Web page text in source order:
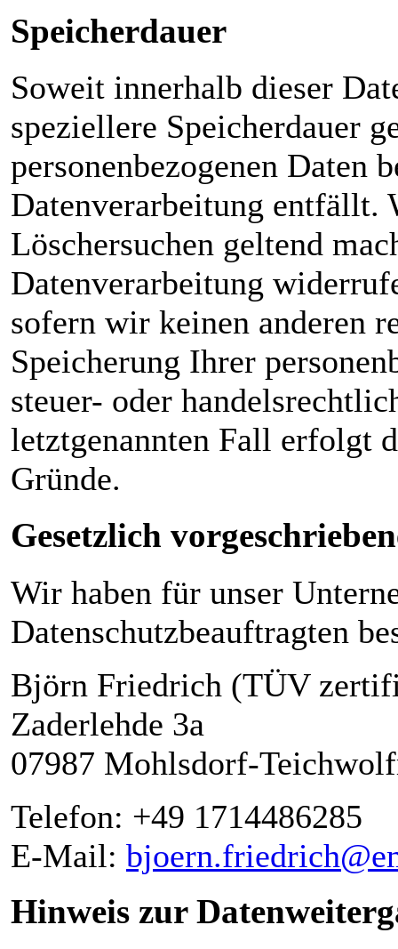
Speicherdauer
Soweit innerhalb dieser
speziellere Speicherdauer
personenbezogenen Daten
Datenverarbeitung entfällt.
Löschersuchen geltend
Datenverarbeitung
sofern wir keinen anderen
Speicherung Ihrer
steuer- oder
letztgenannten Fall erfolgt
Gründe.
Gesetzlich
Wir haben für unser
Datenschutzbeauftragten
Björn Friedrich (TÜV
Zaderlehde 3a
07987 Mohlsdorf-
Telefon: +49 1714486285
E-Mail:
Hinweis zur